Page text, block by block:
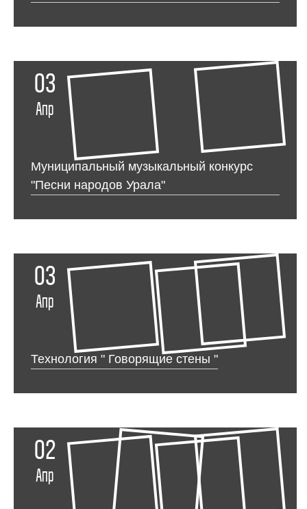
03
Апр
Муниципальный музыкальный конкурс
"Песни народов Урала"
03
Апр
Технология " Говорящие стены "
02
Апр